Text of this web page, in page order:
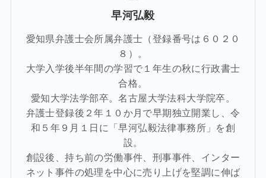
早河弘毅
愛知県弁護士会所属弁護士（登録番号は６０２０
８）。
大学入学後半年間の学習で１年生の秋に行政書士
合格。
愛知大学法学部卒。名古屋大学法科大学院卒。
弁護士登録後２年１０か月で早期独立開業し、令
和５年９月１日に「早河弘毅法律事務所」を創
設。
創設後、持ち前の労働事件、刑事事件、インター
ネット事件の処理を中心に売り上げを堅調に伸ば